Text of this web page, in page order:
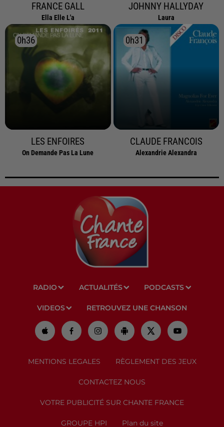
FRANCE GALL
Ella Elle L'a
JOHNNY HALLYDAY
Laura
0h36
0h36
LES ENFOIRES
On Demande Pas La Lune
0h31
0h31
CLAUDE FRANCOIS
Alexandrie Alexandra
RADIO ACTUALITÉS PODCASTS
VIDEOS RETROUVEZ UNE CHANSON
MENTIONS LEGALES RÈGLEMENT DES JEUX
CONTACTEZ NOUS
VOTRE PUBLICITÉ SUR CHANTE FRANCE
GROUPE HPI Plan du site